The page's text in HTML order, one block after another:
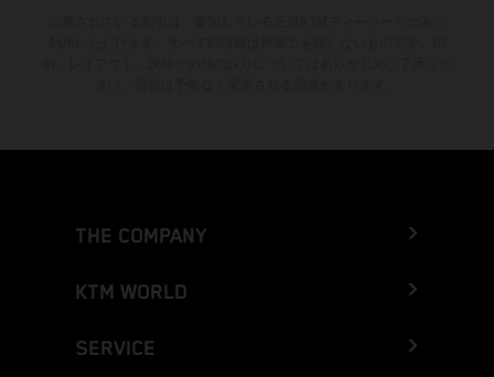
THE COMPANY
KTM WORLD
SERVICE